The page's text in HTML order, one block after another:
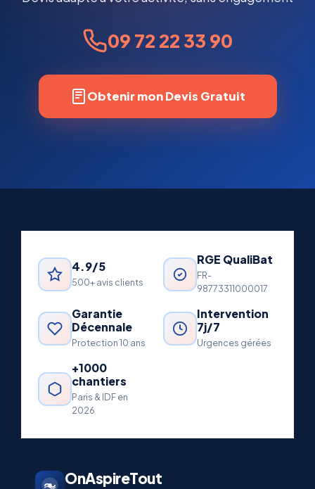
09 72 22 33 90
Obtenir mon Devis Gratuit
4.9/5
500+ avis clients
RGE QualiBat
FR-
98773311000017
Garantie
Décennale
Protection 10 ans
Intervention
7j/7
Urgences gérées
+1000
chantiers
Paris & IDF en
2026
OnAspireTout